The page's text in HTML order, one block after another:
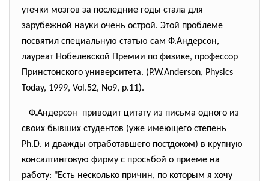
утечки мозгов за последние годы стала для
зарубежной науки очень острой. Этой проблеме
посвятил специальную статью сам Ф.Андерсон,
лауреат Нобелевской Премии по физике, профессор
Принстонского университета. (P.W.Anderson, Physics
Today, 1999, Vol.52, No9, p.11).
Ф.Андерсон приводит цитату из письма одного из
своих бывших студентов (уже имеющего степень
Ph.D. и дважды отработавшего постдоком) в крупную
консалтинговую фирму с просьбой о приеме на
работу: "Есть несколько причин, по которым я хочу